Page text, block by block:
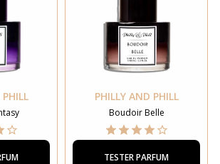
PHILLY AND PHILL
Boudoir Belle
TESTER PARFUM